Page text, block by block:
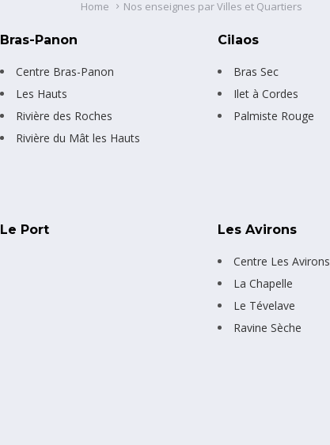
Home Nos enseignes par Villes et Quartiers
Bras-Panon
Centre Bras-Panon
Les Hauts
Rivière des Roches
Rivière du Mât les Hauts
Cilaos
Bras Sec
Ilet à Cordes
Palmiste Rouge
Le Port Les Avirons
Centre Les Avirons
La Chapelle
Le Tévelave
Ravine Sèche